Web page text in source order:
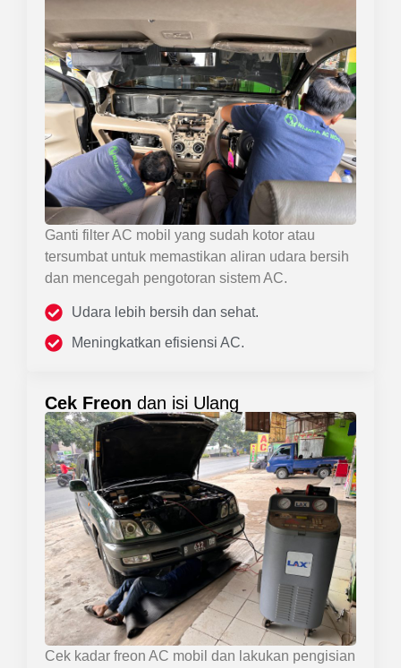
Ganti filter AC mobil yang sudah kotor atau
tersumbat untuk memastikan aliran udara bersih
dan mencegah pengotoran sistem AC.
Udara lebih bersih dan sehat.
Meningkatkan efisiensi AC.
Cek Freon dan isi Ulang
Cek kadar freon AC mobil dan lakukan pengisian